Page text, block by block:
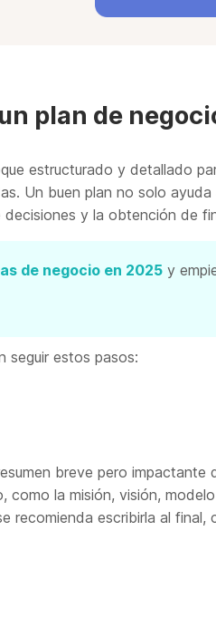
plan de
estructurado y detallado
Un buen plan no solo ayuda
y la obtención de
de negocio en 2025 y
seguir estos pasos:
breve pero impactante
como la misión, visión,
recomienda escribirla al